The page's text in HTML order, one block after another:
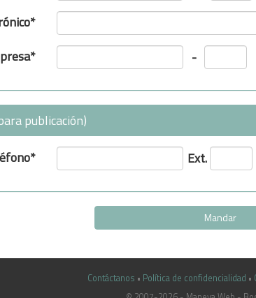
-
publicación)
Ext.
Contáctanos • Política de confidencialidad •